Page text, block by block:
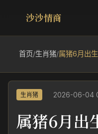
沙沙情商
首页/生肖猪/属猪6月出
生肖猪 2026-06-04
属猪6月出